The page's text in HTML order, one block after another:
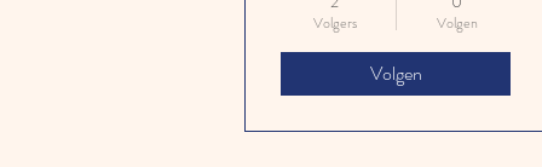
Volgers Volgen
Volgen